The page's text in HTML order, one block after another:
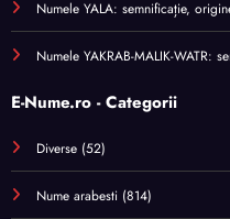
Numele YALA: semnificație,
Numele YAKRAB-MALIK-WATR:
E-Nume.ro - Categorii
Diverse (52)
Nume arabesti (814)